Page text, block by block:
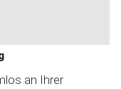
an Ihrer